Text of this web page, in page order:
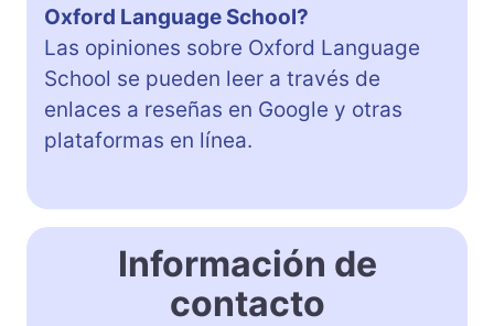
Oxford Language School?
Las opiniones sobre Oxford Language
School se pueden leer a través de
enlaces a reseñas en Google y otras
plataformas en línea.
Información de
contacto